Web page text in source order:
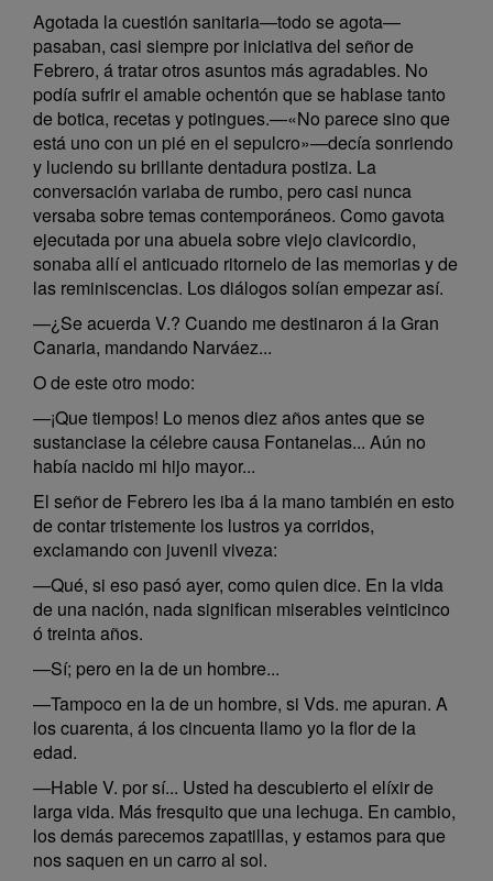
Agotada la cuestión sanitaria—todo se agota—
pasaban, casi siempre por iniciativa del señor de
Febrero, á tratar otros asuntos más agradables. No
podía sufrir el amable ochentón que se hablase tanto
de botica, recetas y potingues.—«No parece sino que
está uno con un pié en el sepulcro»—decía sonriendo
y luciendo su brillante dentadura postiza. La
conversación variaba de rumbo, pero casi nunca
versaba sobre temas contemporáneos. Como gavota
ejecutada por una abuela sobre viejo clavicordio,
sonaba allí el anticuado ritornelo de las memorias y de
las reminiscencias. Los diálogos solían empezar así.
—¿Se acuerda V.? Cuando me destinaron á la Gran
Canaria, mandando Narváez...
O de este otro modo:
—¡Que tiempos! Lo menos diez años antes que se
sustanciase la célebre causa Fontanelas... Aún no
había nacido mi hijo mayor...
El señor de Febrero les iba á la mano también en esto
de contar tristemente los lustros ya corridos,
exclamando con juvenil viveza:
—Qué, si eso pasó ayer, como quien dice. En la vida
de una nación, nada significan miserables veinticinco
ó treinta años.
—Sí; pero en la de un hombre...
—Tampoco en la de un hombre, si Vds. me apuran. A
los cuarenta, á los cincuenta llamo yo la flor de la
edad.
—Hable V. por sí... Usted ha descubierto el elíxir de
larga vida. Más fresquito que una lechuga. En cambio,
los demás parecemos zapatillas, y estamos para que
nos saquen en un carro al sol.